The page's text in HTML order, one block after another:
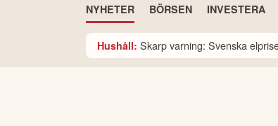
NYHETER BÖRSEN INVESTERA
Hushåll: Skarp varning: Svenska